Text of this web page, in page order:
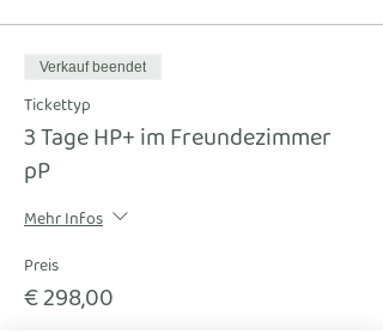
Verkauf beendet
Tickettyp
3 Tage HP+ im Freundezimmer
pP
Mehr Infos
Preis
€ 298,00